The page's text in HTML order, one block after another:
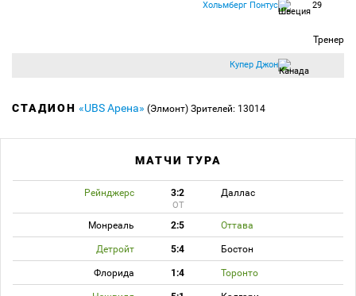
Хольмберг Понтус 29
Тренер
Купер Джон
СТАДИОН «UBS Арена» (Элмонт) Зрителей: 13014
МАТЧИ ТУРА
Рейнджерс 3:2 Даллас
ОТ
Монреаль 2:5 Оттава
Детройт 5:4 Бостон
Флорида 1:4 Торонто